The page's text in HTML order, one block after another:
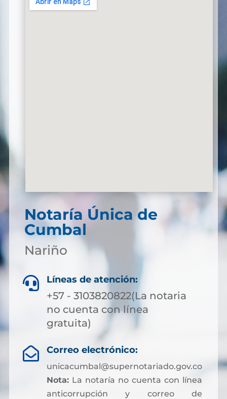
Notaría Única de
Cumbal
Nariño
 Líneas de atención:
+57 - 3103820822(La notaria
no cuenta con línea
gratuita)
 Correo electrónico:
unicacumbal@supernotariado.gov.co
Nota:La notaría no cuenta con línea
anticorrupción y correo de